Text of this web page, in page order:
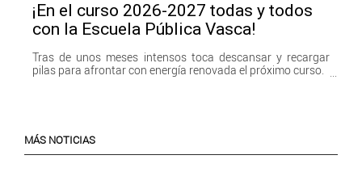
¡En el curso 2026-2027 todas y todos
con la Escuela Pública Vasca!
Tras de unos meses intensos toca descansar y recargar
pilas para afrontar con energía renovada el próximo curso.
MÁS NOTICIAS